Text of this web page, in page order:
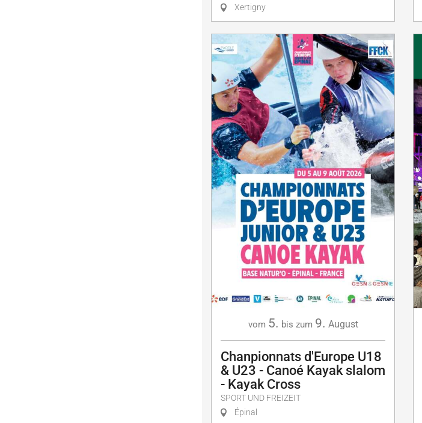
Xertigny
vom 5. bis zum 9. August
Chanpionnats d'Europe U18
& U23 - Canoé Kayak slalom
- Kayak Cross
SPORT UND FREIZEIT
Épinal